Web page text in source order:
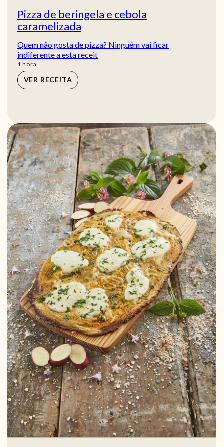
Pizza de beringela e cebola
caramelizada
Quem não gosta de pizza? Ninguém vai ficar
indiferente a esta receit
1 hora
hora
VER RECEITA